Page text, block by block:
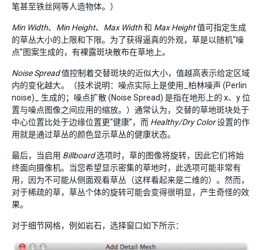
笔甚至铁丝网等人造物体。）
Min Width、 Min Height、 Max Width和 Max Height值可指定生成
的草丛大小的上限和下限。为了获得逼真的外观，草是以随机“噪
点”图案生成的，有裸露斑块散布在草地上。
Noise Spread值控制着交替斑块的近似大小，值越高表示给定区域
内的变化越大。（技术说明：噪点实际上是使用_柏林噪声 (Perlin
noise)_ 生成的；噪点扩散 (Noise Spread) 是指在地形上的 x、y 位
置与噪点图像之间应用的缩放。）通常认为，交替的草地斑块处于
中心位置比处于边缘位置更“健康”，而 Healthy/Dry Color设置的作
用就是通过草丛的颜色显示草丛的健康状态。
最后，当启用 Billboard选项时，草的图像将旋转，因此它们将始
终面向摄像机。当您希望显示密集的草地时，此选项可能非常有
用，因为不可能从侧面观看草丛（这样看起来是二维的）。然而，
对于稀疏的草，草丛个体的旋转可能会变得很明显，产生奇怪的效
果。
对于细节网格，例如岩石，选择窗口如下所示：